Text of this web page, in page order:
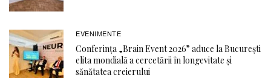
EVENIMENTE
Conferința „Brain Event 2026” aduce la București
elita mondială a cercetării în longevitate și
sănătatea creierului